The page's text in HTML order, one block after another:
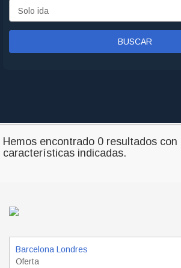
Hemos encontrado 0 resultados con
características indicadas.
Barcelona Londres
Oferta